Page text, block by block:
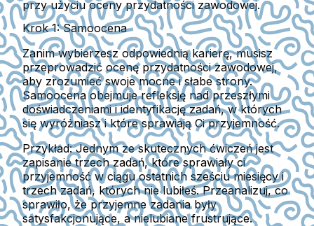
przy użyciu oceny przydatności zawodowej.
Krok 1: Samoocena
Zanim wybierzesz odpowiednią karierę, musisz
przeprowadzić ocenę przydatności zawodowej,
aby zrozumieć swoje mocne i słabe strony.
Samoocena obejmuje refleksję nad przeszłymi
doświadczeniami i identyfikację zadań, w których
się wyróżniasz i które sprawiają Ci przyjemność.
Przykład:Jednym ze skutecznych ćwiczeń jest
zapisanie trzech zadań, które sprawiały ci
przyjemność w ciągu ostatnich sześciu miesięcy i
trzech zadań, których nie lubiłeś. Przeanalizuj, co
sprawiło, że przyjemne zadania były
satysfakcjonujące, a nielubiane frustrujące.